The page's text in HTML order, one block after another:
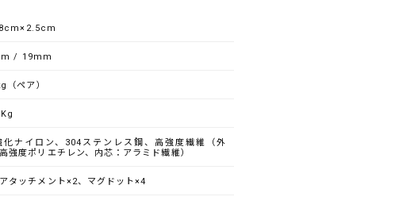
/ 19mm
（ペア）
化ナイロン、304ステンレス鋼、高強度繊維（外
強度ポリエチレン、内芯：アラミド繊維）
タッチメント×2、マグドット×4